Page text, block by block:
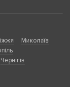
Миколаїв
Чернігів